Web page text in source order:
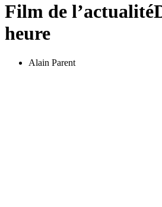
Film de l’actualité
heure
Alain Parent